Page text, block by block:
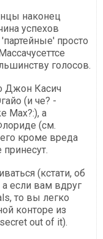
наконец
успехов
просто
голосов.
Джон Касич
(и че? -
Max?:), а
(см.
кроме вреда
(кстати, об
если вам вдруг
то вы легко
конторе из
out of it).